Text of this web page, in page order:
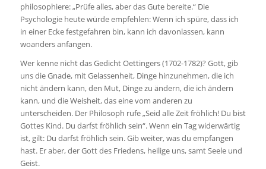
philosophiere: „Prüfe alles, aber das Gute bereite.“ Die
Psychologie heute würde empfehlen: Wenn ich spüre, dass ich
in einer Ecke festgefahren bin, kann ich davonlassen, kann
woanders anfangen.
Wer kenne nicht das Gedicht Oettingers (1702-1782)? Gott, gib
uns die Gnade, mit Gelassenheit, Dinge hinzunehmen, die ich
nicht ändern kann, den Mut, Dinge zu ändern, die ich ändern
kann, und die Weisheit, das eine vom anderen zu
unterscheiden. Der Philosoph rufe „Seid alle Zeit fröhlich! Du bist
Gottes Kind. Du darfst fröhlich sein“. Wenn ein Tag widerwärtig
ist, gilt: Du darfst fröhlich sein. Gib weiter, was du empfangen
hast. Er aber, der Gott des Friedens, heilige uns, samt Seele und
Geist.